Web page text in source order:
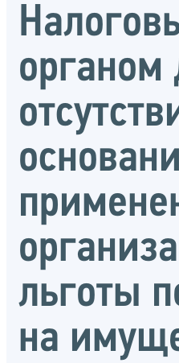
органом
льготы
на